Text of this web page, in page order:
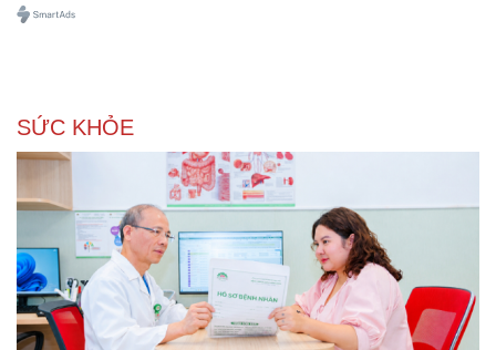
Sức khỏe
Nhi khoa
Làm đẹp - giảm cân
Ăn sạch sống khỏe
SỨC KHỎE